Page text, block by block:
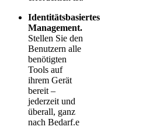
Identitätsbasiertes
Management.
Stellen Sie den
Benutzern alle
benötigten
Tools auf
ihrem Gerät
bereit –
jederzeit und
überall, ganz
nach Bedarf.e